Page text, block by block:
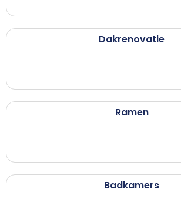
Dakrenovatie
Ramen
Badkamers